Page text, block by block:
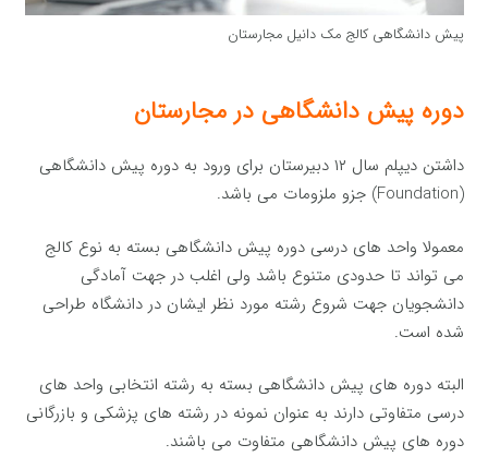
پیش دانشگاهی کالج مک دانیل مجارستان
دوره پیش دانشگاهی در مجارستان
داشتن دیپلم سال ۱۲ دبیرستان برای ورود به دوره پیش دانشگاهی
(Foundation) جزو ملزومات می باشد.
معمولا واحد های درسی دوره پیش دانشگاهی بسته به نوع کالج
می تواند تا حدودی متنوع باشد ولی اغلب در جهت آمادگی
دانشجویان جهت شروع رشته مورد نظر ایشان در دانشگاه طراحی
شده است.
البته دوره های پیش دانشگاهی بسته به رشته انتخابی واحد های
درسی متفاوتی دارند به عنوان نمونه در رشته های پزشکی و بازرگانی
دوره های پیش دانشگاهی متفاوت می باشند.